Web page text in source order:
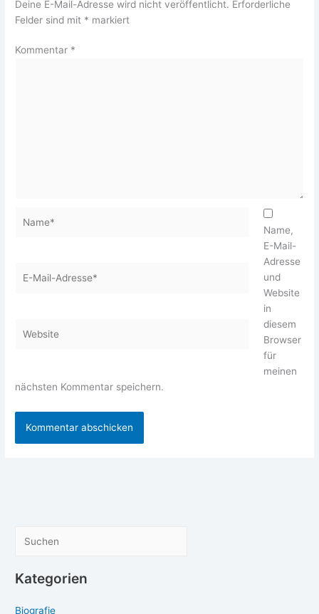
Deine E-Mail-Adresse wird nicht veröffentlicht. Erforderliche
Felder sind mit * markiert
Kommentar *
Mail-
Name,
E-Mail-
Adresse
und
Website
in
diesem
Browser
für
meinen
nächsten Kommentar speichern.
c
Kategorien
Biografie